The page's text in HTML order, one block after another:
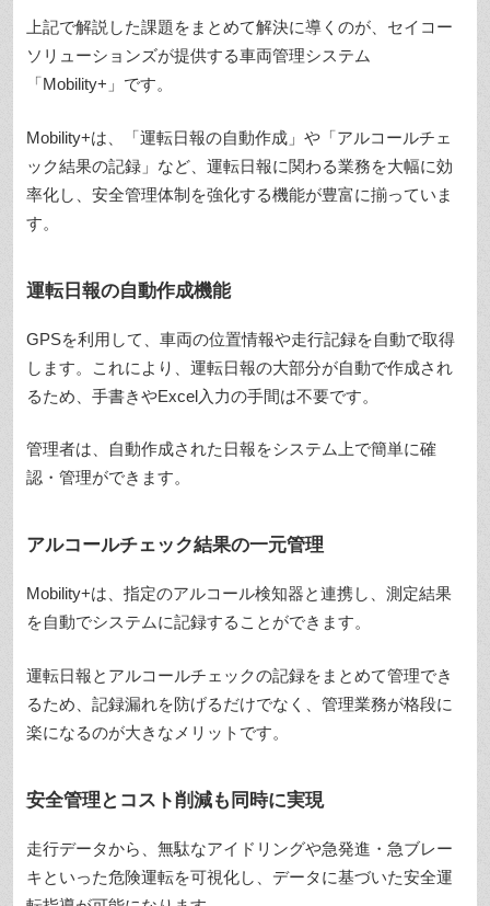
上記で解説した課題をまとめて解決に導くのが、セイコー
ソリューションズが提供する車両管理システム
「Mobility+」です。
Mobility+は、「運転日報の自動作成」や「アルコールチェ
ック結果の記録」など、運転日報に関わる業務を大幅に効
率化し、安全管理体制を強化する機能が豊富に揃っていま
す。
運転日報の自動作成機能
GPSを利用して、車両の位置情報や走行記録を自動で取得
します。これにより、運転日報の大部分が自動で作成され
るため、手書きやExcel入力の手間は不要です。
管理者は、自動作成された日報をシステム上で簡単に確
認・管理ができます。
アルコールチェック結果の一元管理
Mobility+は、指定のアルコール検知器と連携し、測定結果
を自動でシステムに記録することができます。
運転日報とアルコールチェックの記録をまとめて管理でき
るため、記録漏れを防げるだけでなく、管理業務が格段に
楽になるのが大きなメリットです。
安全管理とコスト削減も同時に実現
走行データから、無駄なアイドリングや急発進・急ブレー
キといった危険運転を可視化し、データに基づいた安全運